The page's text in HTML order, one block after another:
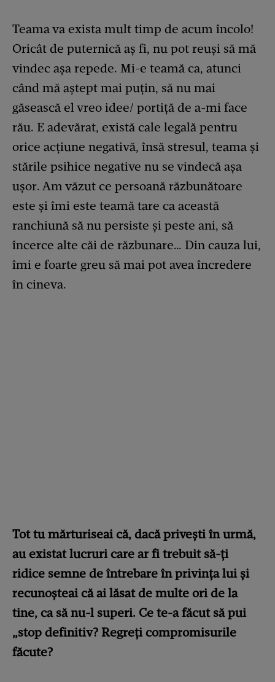
Teama va exista mult timp de acum încolo!
Oricât de puternică aș fi, nu pot reuși să mă
vindec așa repede. Mi-e teamă ca, atunci
când mă aștept mai puțin, să nu mai
găsească el vreo idee/ portiță de a-mi face
rău. E adevărat, există cale legală pentru
orice acțiune negativă, însă stresul, teama și
stările psihice negative nu se vindecă așa
ușor. Am văzut ce persoană răzbunătoare
este și îmi este teamă tare ca această
ranchiună să nu persiste și peste ani, să
încerce alte căi de răzbunare… Din cauza lui,
îmi e foarte greu să mai pot avea încredere
în cineva.
Tot tu mărturiseai că, dacă privești în urmă,
au existat lucruri care ar fi trebuit să-ți
ridice semne de întrebare în privința lui și
recunoșteai că ai lăsat de multe ori de la
tine, ca să nu-l superi. Ce te-a făcut să pui
„stop definitiv? Regreți compromisurile
făcute?